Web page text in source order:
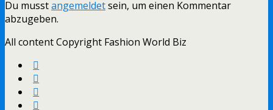
Du musstangemeldetsein, um einen Kommentar
abzugeben.
All content Copyright Fashion World Biz